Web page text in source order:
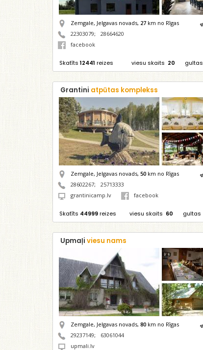
Zemgale, Jelgavas novads, 27km no Rīgas
22303079;
28664620
facebook
Skatīts 12441 reizes gultas
viesu skaits 20
Grantini atpūtas komplekss
Zemgale, Jelgavas novads, 50km no Rīgas
28602267;
25713333
grantinicamp.lv
facebook
Skatīts 44999reizes gultas
viesu skaits 60
Upmaļi viesu nams
Zemgale, Jelgavas novads, 80km no Rīgas
29237149;
63061044
upmali.lv